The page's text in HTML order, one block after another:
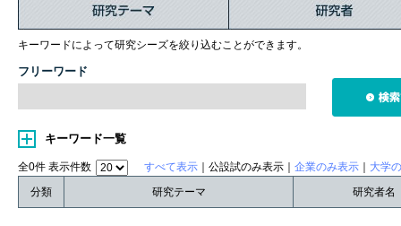
キーワードによって研究シーズを絞り込むことができます。
フリーワード
キーワード一覧
全0件 表示件数 すべて表示 ｜公設試のみ表示｜ 企業のみ表示
大学
分類
研究テーマ 研究者名